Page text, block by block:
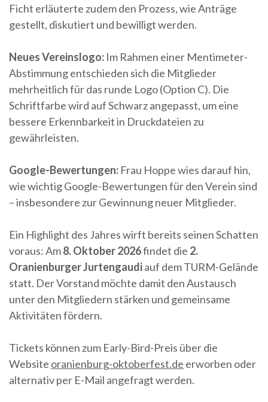
Ficht erläuterte zudem den Prozess, wie Anträge
gestellt, diskutiert und bewilligt werden.
Neues Vereinslogo: Im Rahmen einer Mentimeter-
Abstimmung entschieden sich die Mitglieder
mehrheitlich für das runde Logo (Option C). Die
Schriftfarbe wird auf Schwarz angepasst, um eine
bessere Erkennbarkeit in Druckdateien zu
gewährleisten.
Google-Bewertungen: Frau Hoppe wies darauf hin,
wie wichtig Google-Bewertungen für den Verein sind
– insbesondere zur Gewinnung neuer Mitglieder.
Ein Highlight des Jahres wirft bereits seinen Schatten
voraus: Am8. Oktober 2026findet die 2.
Oranienburger Jurtengaudiauf dem TURM-Gelände
statt. Der Vorstand möchte damit den Austausch
unter den Mitgliedern stärken und gemeinsame
Aktivitäten fördern.
Tickets können zum Early-Bird-Preis über die
Website oranienburg-oktoberfest.de erworben oder
alternativ per E-Mail angefragt werden.